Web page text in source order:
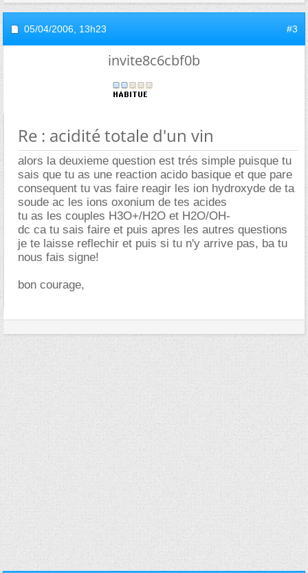
05/04/2006, 13h23 #3
invite8c6cbf0b
Re : acidité totale d'un vin
alors la deuxieme question est trés simple puisque tu
sais que tu as une reaction acido basique et que pare
consequent tu vas faire reagir les ion hydroxyde de ta
soude ac les ions oxonium de tes acides
tu as les couples H3O+/H2O et H2O/OH-
dc ca tu sais faire et puis apres les autres questions
je te laisse reflechir et puis si tu n'y arrive pas, ba tu
nous fais signe!
bon courage,